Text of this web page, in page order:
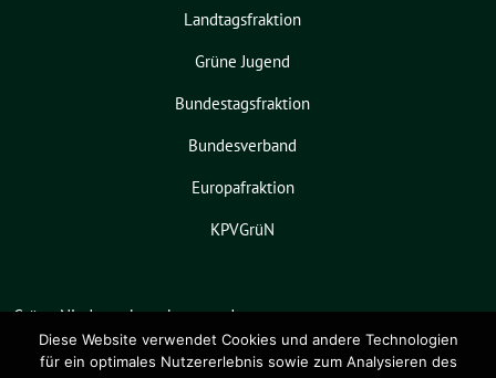
Landtagsfraktion
Grüne Jugend
Bundestagsfraktion
Bundesverband
Europafraktion
KPVGrüN
Grüne Niedersachsen benutzt das
freie grüne Themesunflower ‐ ein
Angebot derverdigado eG.
Diese Website verwendet Cookies und andere Technologien
für ein optimales Nutzererlebnis sowie zum Analysieren des